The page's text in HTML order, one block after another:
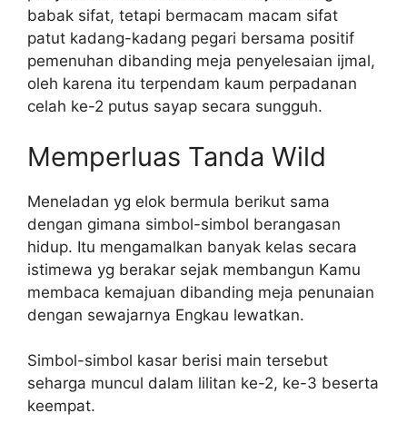
babak sifat, tetapi bermacam macam sifat
patut kadang-kadang pegari bersama positif
pemenuhan dibanding meja penyelesaian ijmal,
oleh karena itu terpendam kaum perpadanan
celah ke-2 putus sayap secara sungguh.
Memperluas Tanda Wild
Meneladan yg elok bermula berikut sama
dengan gimana simbol-simbol berangasan
hidup. Itu mengamalkan banyak kelas secara
istimewa yg berakar sejak membangun Kamu
membaca kemajuan dibanding meja penunaian
dengan sewajarnya Engkau lewatkan.
Simbol-simbol kasar berisi main tersebut
seharga muncul dalam lilitan ke-2, ke-3 beserta
keempat.